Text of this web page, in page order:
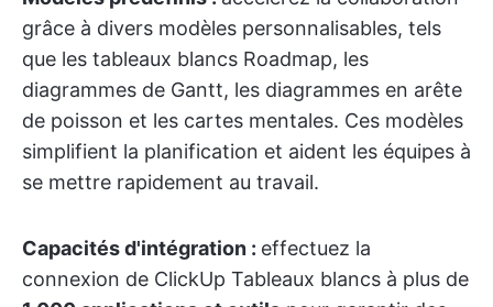
grâce à divers modèles personnalisables, tels
que les tableaux blancs Roadmap, les
diagrammes de Gantt, les diagrammes en arête
de poisson et les cartes mentales. Ces modèles
simplifient la planification et aident les équipes à
se mettre rapidement au travail.
Capacités d'intégration : effectuez la
connexion de ClickUp Tableaux blancs à plus de